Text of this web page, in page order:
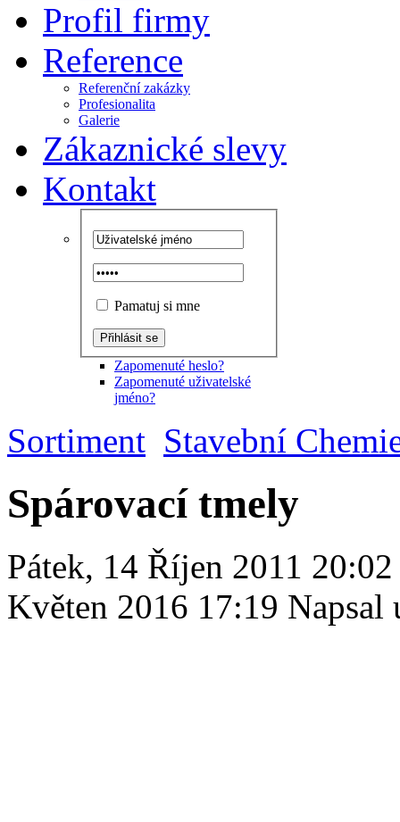
Profil firmy
Reference
Referenční zakázky
Profesionalita
Galerie
Zákaznické slevy
Kontakt
Pamatuj si mne
Zapomenuté heslo?
Zapomenuté uživatelské
jméno?
Sortiment Stavební
Spárovací tmely
Pátek, 14 Říjen 2011 20:02
Květen 2016 17:19 Napsal